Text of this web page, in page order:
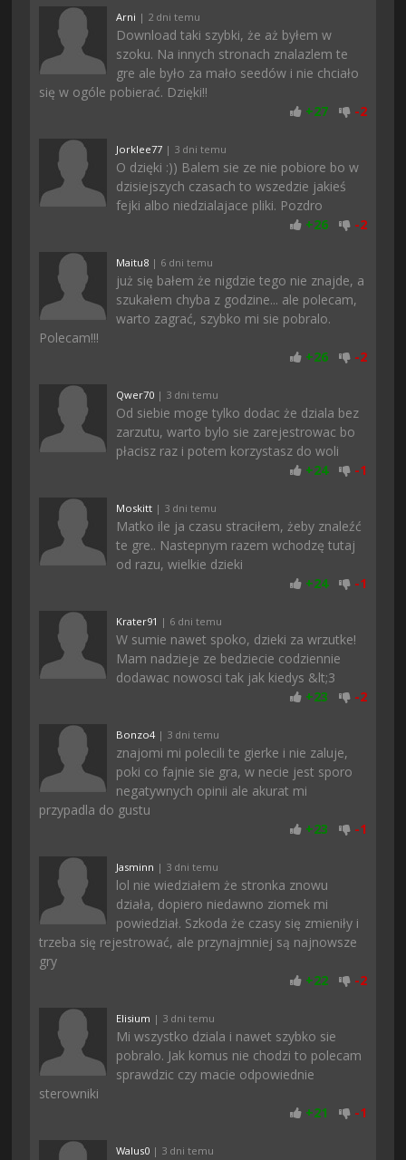
Arni | 2 dni temu
Download taki szybki, że aż byłem w
szoku. Na innych stronach znalazlem te
gre ale było za mało seedów i nie chciało
się w ogóle pobierać. Dzięki!!
+27 -2
Jorklee77 | 3 dni temu
O dzięki :)) Balem sie ze nie pobiore bo w
dzisiejszych czasach to wszedzie jakieś
fejki albo niedzialajace pliki. Pozdro
+26 -2
Maitu8 | 6 dni temu
już się bałem że nigdzie tego nie znajde, a
szukałem chyba z godzine... ale polecam,
warto zagrać, szybko mi sie pobralo.
Polecam!!!
+26 -2
Qwer70 | 3 dni temu
Od siebie moge tylko dodac że dziala bez
zarzutu, warto bylo sie zarejestrowac bo
płacisz raz i potem korzystasz do woli
+24 -1
Moskitt | 3 dni temu
Matko ile ja czasu straciłem, żeby znaleźć
te gre.. Nastepnym razem wchodzę tutaj
od razu, wielkie dzieki
+24 -1
Krater91 | 6 dni temu
W sumie nawet spoko, dzieki za wrzutke!
Mam nadzieje ze bedziecie codziennie
dodawac nowosci tak jak kiedys &lt;3
+23 -2
Bonzo4| 3 dni temu
znajomi mi polecili te gierke i nie zaluje,
poki co fajnie sie gra, w necie jest sporo
negatywnych opinii ale akurat mi
przypadla do gustu
+23 -1
Jasminn | 3 dni temu
lol nie wiedziałem że stronka znowu
działa, dopiero niedawno ziomek mi
powiedział. Szkoda że czasy się zmieniły i
trzeba się rejestrować, ale przynajmniej są najnowsze
gry
+22 -2
Elisium | 3 dni temu
Mi wszystko dziala i nawet szybko sie
pobralo. Jak komus nie chodzi to polecam
sprawdzic czy macie odpowiednie
sterowniki
+21 -1
Walus0 | 3 dni temu